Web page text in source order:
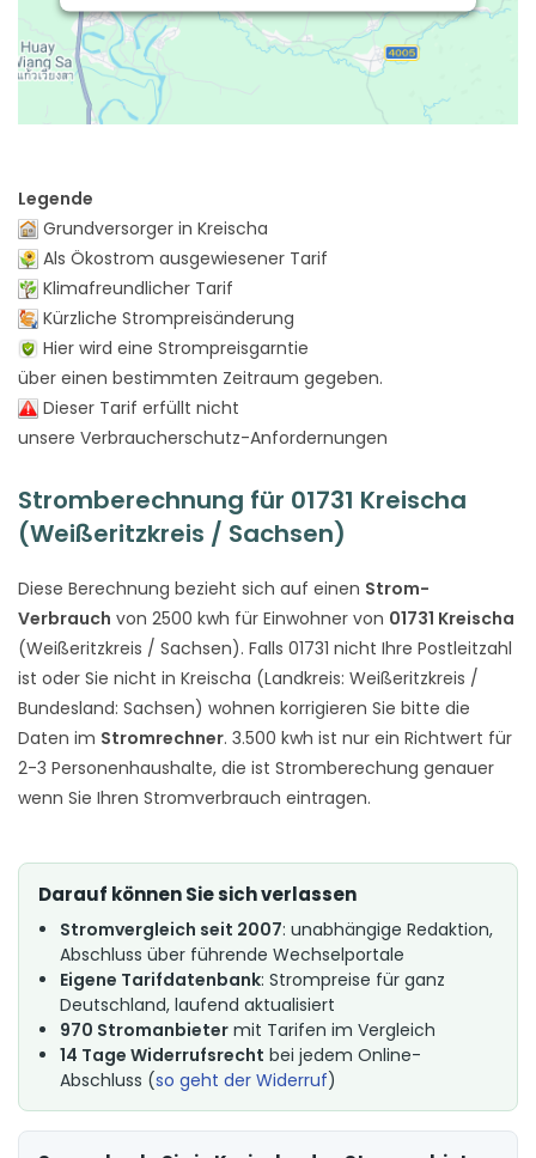
Legende
Grundversorger in Kreischa
Als Ökostrom ausgewiesener Tarif
Klimafreundlicher Tarif
Kürzliche Strompreisänderung
Hier wird eine Strompreisgarntie
über einen bestimmten Zeitraum gegeben.
Dieser Tarif erfüllt nicht
unsere Verbraucherschutz-Anfordernungen
Stromberechnung für 01731 Kreischa
(Weißeritzkreis / Sachsen)
Diese Berechnung bezieht sich auf einen Strom-
Verbrauch von 2500 kwh für Einwohner von 01731 Kreischa
(Weißeritzkreis / Sachsen). Falls 01731 nicht Ihre Postleitzahl
ist oder Sie nicht in Kreischa (Landkreis: Weißeritzkreis /
Bundesland: Sachsen) wohnen korrigieren Sie bitte die
Daten im Stromrechner. 3.500 kwh ist nur ein Richtwert für
2-3 Personenhaushalte, die ist Stromberechung genauer
wenn Sie Ihren Stromverbrauch eintragen.
Darauf können Sie sich verlassen
Stromvergleich seit 2007: unabhängige Redaktion,
Abschluss über führende Wechselportale
Eigene Tarifdatenbank: Strompreise für ganz
Deutschland, laufend aktualisiert
970 Stromanbieter mit Tarifen im Vergleich
14 Tage Widerrufsrecht bei jedem Online-
Abschluss (so geht der Widerruf)